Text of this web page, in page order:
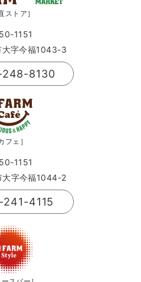
ストア］
1151
大字今福1043-3
8130
フェ］
1151
大字今福1044-2
4115